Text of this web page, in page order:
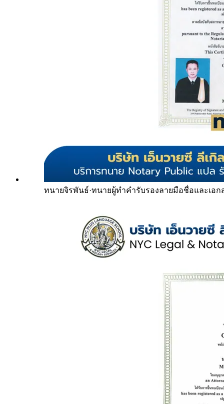
ทนายจิรพันธ์·ทนายผู้ทำคำรับรองลายมือชื่อและเอก